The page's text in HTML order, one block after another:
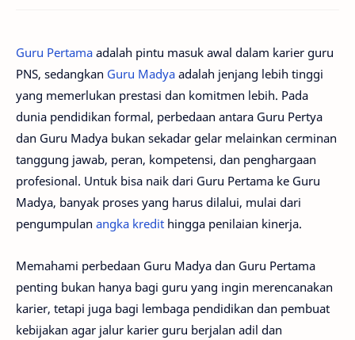
Guru Pertama adalah pintu masuk awal dalam karier guru
PNS, sedangkan Guru Madya adalah jenjang lebih tinggi
yang memerlukan prestasi dan komitmen lebih. Pada
dunia pendidikan formal, perbedaan antara Guru Pertya
dan Guru Madya bukan sekadar gelar melainkan cerminan
tanggung jawab, peran, kompetensi, dan penghargaan
profesional. Untuk bisa naik dari Guru Pertama ke Guru
Madya, banyak proses yang harus dilalui, mulai dari
pengumpulan angka kredit hingga penilaian kinerja.
Memahami perbedaan Guru Madya dan Guru Pertama
penting bukan hanya bagi guru yang ingin merencanakan
karier, tetapi juga bagi lembaga pendidikan dan pembuat
kebijakan agar jalur karier guru berjalan adil dan